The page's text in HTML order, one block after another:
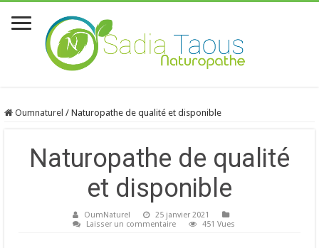
Oumnaturel / Naturopathe de qualité et disponible
Naturopathe de qualité
et disponible
OumNaturel
25 janvier 2021
Laisser un commentaire
451 Vues